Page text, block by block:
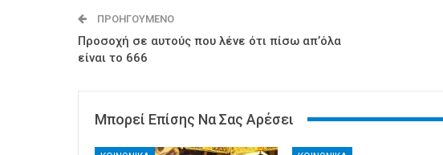
ΠΡΟΗΓΟΎΜΕΝΟ
Προσοχή σε αυτούς που λένε ότι πίσω απ’όλα
είναι το 666
Μπορεί Επίσης Να Σας Αρέσει